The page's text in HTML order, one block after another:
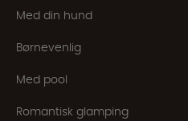
Med din hund
Børnevenlig
Med pool
Romantisk glamping